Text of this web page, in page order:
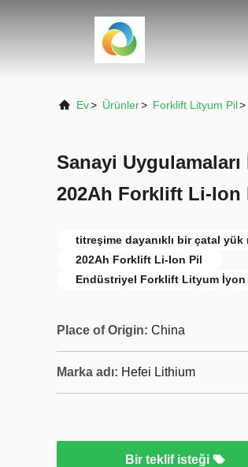
Ev> Ürünler> Forklift Lityum Pil>
Sanayi
202Ah Forklift Li-Ion
titreşime dayanıklı bir çatal yük
202Ah Forklift Li-Ion Pil
Endüstriyel Forklift Lityum İyon
Place of Origin: China
Marka adı: Hefei Lithium
Bir teklif isteği